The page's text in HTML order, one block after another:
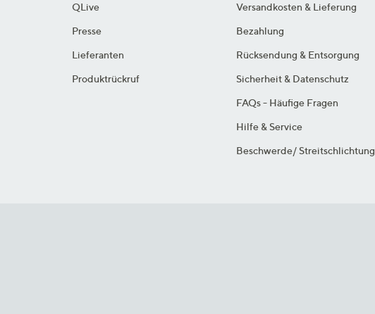
QLive
Presse
Lieferanten
Produktrückruf
Versandkosten & Lieferung
Bezahlung
Rücksendung & Entsorgung
Sicherheit & Datenschutz
FAQs - Häufige Fragen
Hilfe & Service
Beschwerde/ Streitschlichtung